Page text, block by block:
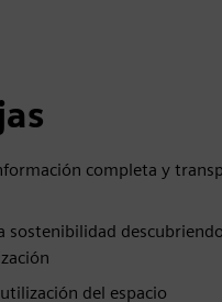
completa y
sostenibilidad
del espacio